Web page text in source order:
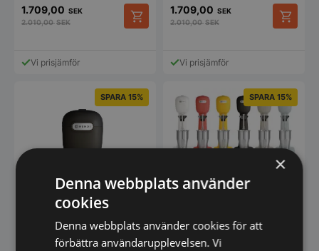
1.709,00 SEK
2.010,00SEK
Vi prisjämför
1.709,00 SEK
2.010,00SEK
Vi prisjämför
SPARA 15% SPARA 15%
230V 400W Design by
och finns i 6 attraktiva…
×
Denna webbplats använder
cookies
Denna webbplats använder cookies för att
förbättra användarupplevelsen. Vi